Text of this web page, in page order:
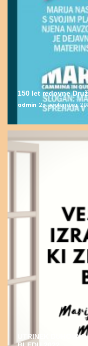
150 let redovne
admin 25. septembra,
UTRINEK